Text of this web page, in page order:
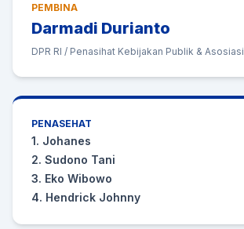
PEMBINA
Darmadi Durianto
DPR RI / Penasihat Kebijakan Publik & Asosiasi
PENASEHAT
1. Johanes
2. Sudono Tani
3. Eko Wibowo
4. Hendrick Johnny